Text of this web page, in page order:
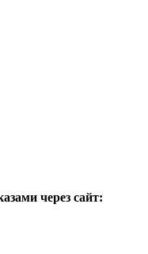
через сайт: